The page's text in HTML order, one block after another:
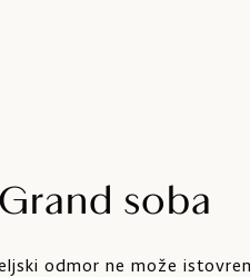
Grand soba
odmor ne može